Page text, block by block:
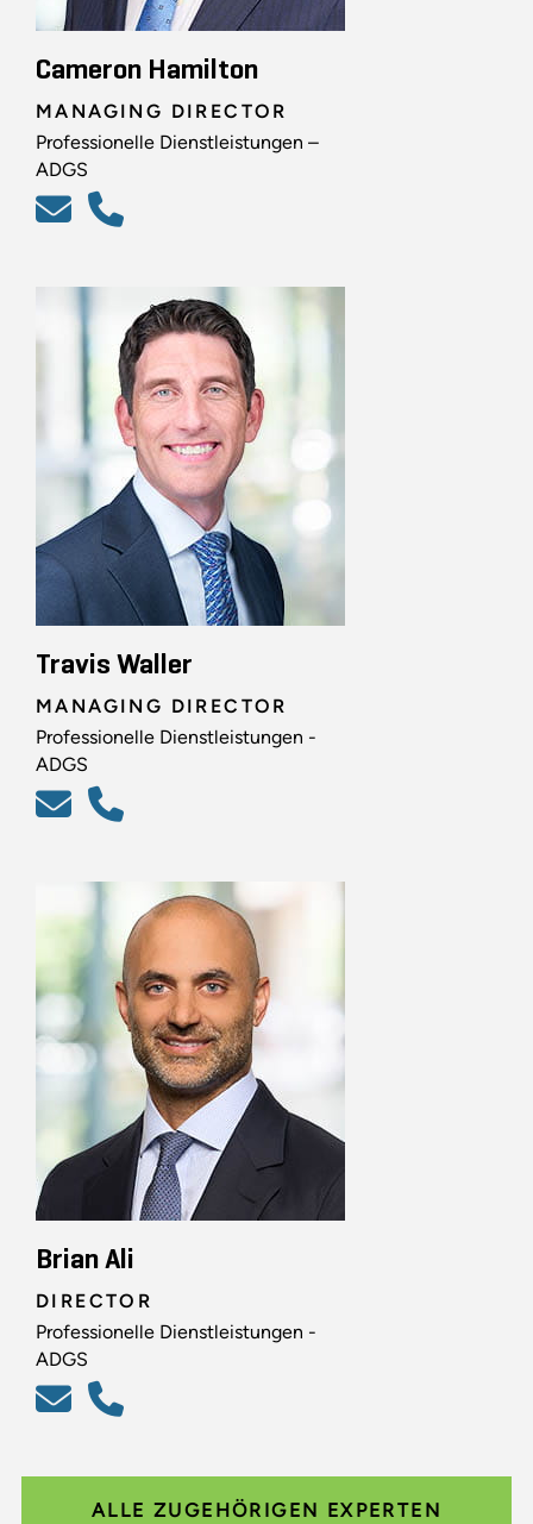
Cameron Hamilton
MANAGING DIRECTOR
Professionelle Dienstleistungen –
ADGS
Travis Waller
MANAGING DIRECTOR
Professionelle Dienstleistungen -
ADGS
Brian Ali
DIRECTOR
Professionelle Dienstleistungen -
ADGS
ALLE ZUGEHÖRIGEN EXPERTEN